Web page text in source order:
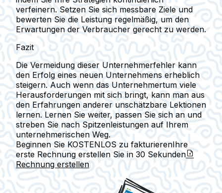
verfeinern. Setzen Sie sich messbare Ziele und
bewerten Sie die Leistung regelmäßig, um den
Erwartungen der Verbraucher gerecht zu werden.
Fazit
Die Vermeidung dieser Unternehmerfehler kann
den Erfolg eines neuen Unternehmens erheblich
steigern. Auch wenn das Unternehmertum viele
Herausforderungen mit sich bringt, kann man aus
den Erfahrungen anderer unschätzbare Lektionen
lernen. Lernen Sie weiter, passen Sie sich an und
streben Sie nach Spitzenleistungen auf Ihrem
unternehmerischen Weg.
Beginnen Sie KOSTENLOS zu fakturierenIhre
erste Rechnung erstellen Sie in 30 Sekunden
Rechnung erstellen